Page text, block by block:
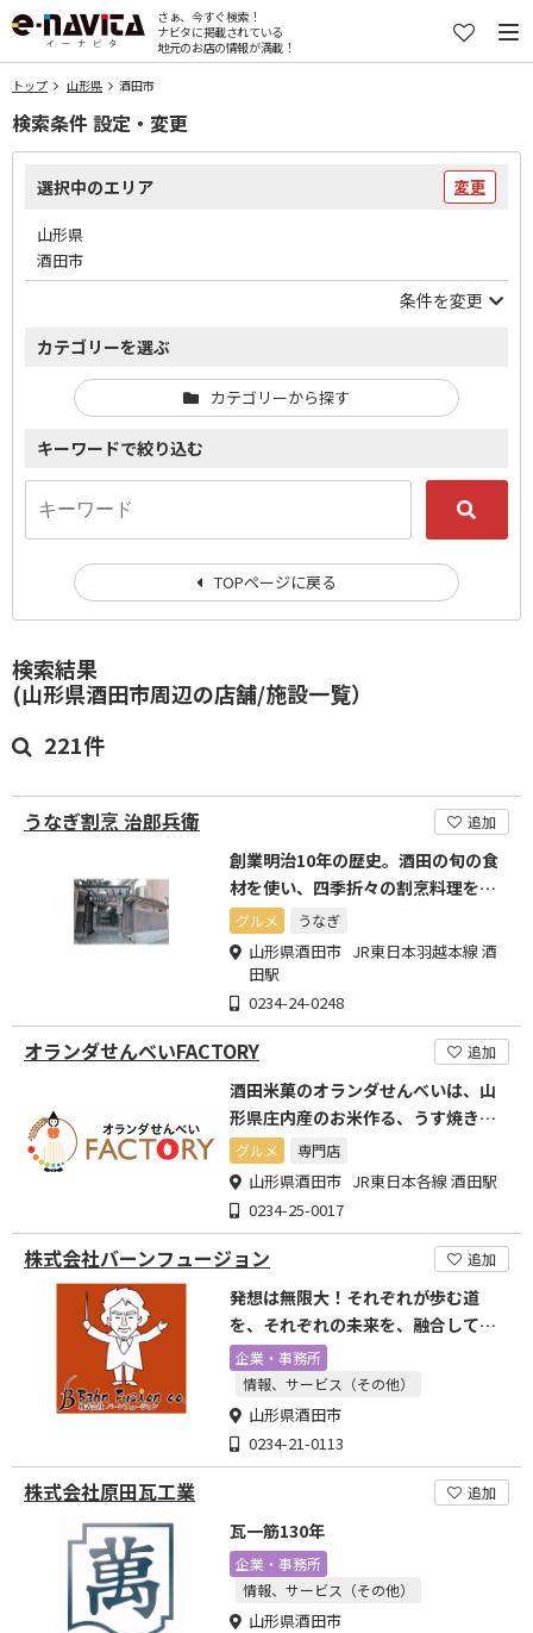
さぁ、今すぐ検索！
ナビタに掲載されている
地元のお店の情報が満載！
トップ 山形県 酒田市
検索結果
(山形県酒田市周辺の店舗/施設一覧）
221件
うなぎ割烹 治郎兵衛 追加
創業明治10年の歴史。酒田の旬の食
材を使い、四季折々の割烹料理を楽
しめます。
グルメ うなぎ
山形県酒田市 JR東日本羽越本線 酒
田駅
0234-24-0248
オランダせんべいFACTORY 追加
酒田米菓のオランダせんべいは、山
形県庄内産のお米作る、うす焼きの
おせんべいです。
グルメ 専門店
山形県酒田市 JR東日本各線 酒田駅
0234-25-0017
株式会社バーンフュージョン 追加
発想は無限大！それぞれが歩む道
を、それぞれの未来を、融合してい
きます。
企業・事務所
情報、サービス（その他）
山形県酒田市
0234-21-0113
株式会社原田瓦工業 追加
瓦一筋130年
企業・事務所
情報、サービス（その他）
山形県酒田市
検索条件 設定・変更
選択中のエリア 変更
山形県
酒田市
条件を変更
カテゴリーを選ぶ
カテゴリーから探す
キーワードで絞り込む
TOPページに戻る